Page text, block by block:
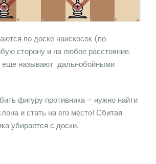
по доске наискосок (по
сторону и на любое расстояние.
еще называют дальнобойными
фигуру противника – нужно найти
и стать на его место! Сбитая
убирается с доски.